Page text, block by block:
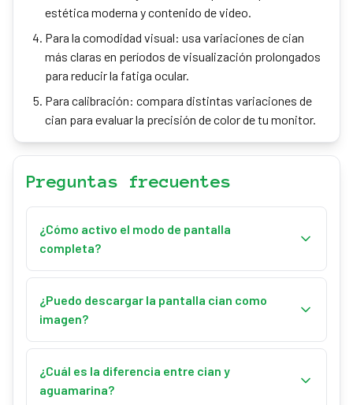
estética moderna y contenido de video.
Para la comodidad visual: usa variaciones de cian
más claras en períodos de visualización prolongados
para reducir la fatiga ocular.
Para calibración: compara distintas variaciones de
cian para evaluar la precisión de color de tu monitor.
Preguntas frecuentes
¿Cómo activo el modo de pantalla
completa?
Haz clic en el botón 'Pantalla completa' o pulsa la
tecla 'F' en tu teclado. Pulsa 'Esc' para salir del modo
de pantalla completa.
¿Puedo descargar la pantalla cian como
imagen?
¡Sí! Selecciona la resolución deseada en el menú
desplegable o introduce dimensiones
personalizadas y haz clic en 'Descargar'. La pantalla
¿Cuál es la diferencia entre cian y
aguamarina?